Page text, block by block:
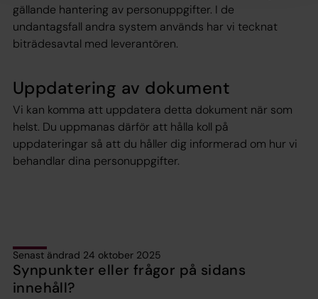
gällande hantering av personuppgifter. I de
undantagsfall andra system används har vi tecknat
biträdesavtal med leverantören.
Uppdatering av dokument
Vi kan komma att uppdatera detta dokument när som
helst. Du uppmanas därför att hålla koll på
uppdateringar så att du håller dig informerad om hur vi
behandlar dina personuppgifter.
Senast ändrad 24 oktober 2025
Synpunkter eller frågor på sidans
innehåll?